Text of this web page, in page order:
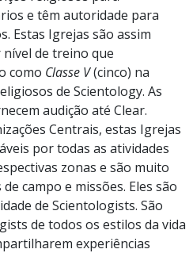
e têm autoridade para
Estas Igrejas são assim
de treino que
como Classe V(cinco) na
de Scientology. As
audição até Clear.
Centrais, estas Igrejas
por todas as atividades
zonas e são muito
campo e missões. Eles são
de Scientologists. São
de todos os estilos da vida
experiências